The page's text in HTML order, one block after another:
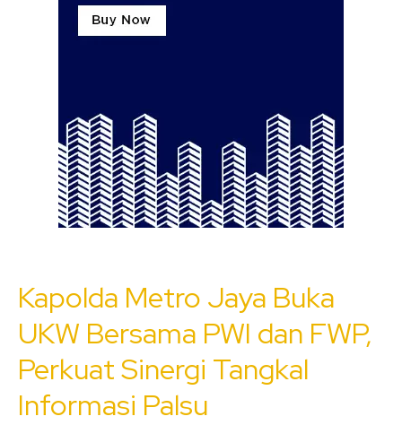
Kapolda Metro Jaya Buka
UKW Bersama PWI dan FWP,
Perkuat Sinergi Tangkal
Informasi Palsu